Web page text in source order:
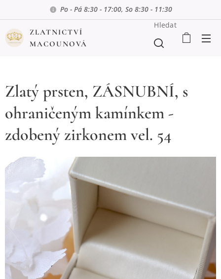
Po - Pá 8:30 - 17:00, So 8:30 - 11:30
ZLATNICTVÍ
MACOUNOVÁ
Hledat
Zlatý prsten, ZÁSNUBNÍ, s
ohraničeným kamínkem -
zdobený zirkonem vel. 54